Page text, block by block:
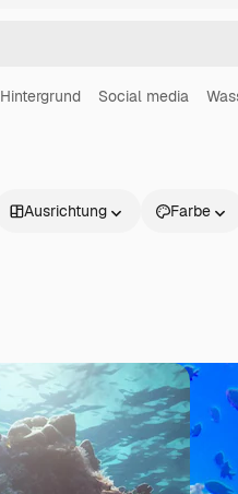
Hintergrund Social media
Ausrichtung Farbe
Produkte